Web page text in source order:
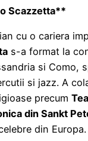
Scazzetta**
cu o cariera
s-a format la
si Como,
si jazz. A
precum
din Sankt
din Europa.